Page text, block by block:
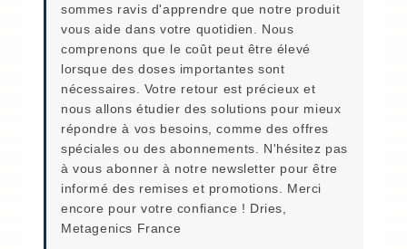
sommes ravis d'apprendre que notre produit
vous aide dans votre quotidien. Nous
comprenons que le coût peut être élevé
lorsque des doses importantes sont
nécessaires. Votre retour est précieux et
nous allons étudier des solutions pour mieux
répondre à vos besoins, comme des offres
spéciales ou des abonnements. N'hésitez pas
à vous abonner à notre newsletter pour être
informé des remises et promotions. Merci
encore pour votre confiance ! Dries,
Metagenics France